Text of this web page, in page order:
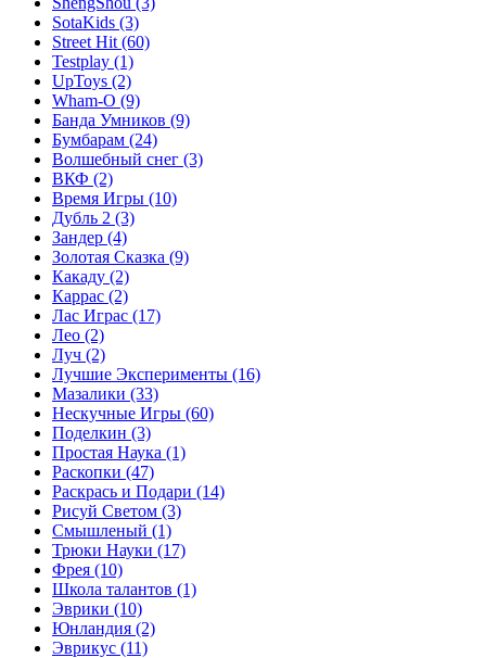
SotaKids (3)
Street Hit (60)
Testplay (1)
UpToys (2)
Wham-O (9)
Банда Умников (9)
Бумбарам (24)
Волшебный снег (3)
ВКФ (2)
Время Игры (10)
Дубль 2 (3)
Зандер (4)
Золотая Сказка (9)
Какаду (2)
Каррас (2)
Лас Играс (17)
Лео (2)
Луч (2)
Лучшие Эксперименты (16)
Мазалики (33)
Нескучные Игры (60)
Поделкин (3)
Простая Наука (1)
Раскопки (47)
Раскрась и Подари (14)
Рисуй Светом (3)
Смышленый (1)
Трюки Науки (17)
Фрея (10)
Школа талантов (1)
Эврики (10)
Юнландия (2)
Эврикус (11)